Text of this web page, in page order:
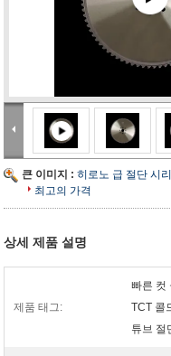
큰 이미지 : 히로노 급 절단 시
최고의 가격
상세 제품 설명
제품 태그:
빠른 컷
TCT 콜
튜브 절